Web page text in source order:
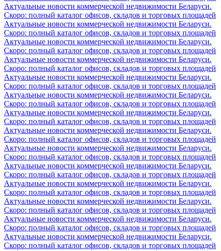
Актуальные новости коммерческой недвижимости Беларуси.
Скоро: полный каталог офисов, складов и торговых площадей
Актуальные новости коммерческой недвижимости Беларуси.
Скоро: полный каталог офисов, складов и торговых площадей
Актуальные новости коммерческой недвижимости Беларуси.
Скоро: полный каталог офисов, складов и торговых площадей
Актуальные новости коммерческой недвижимости Беларуси.
Скоро: полный каталог офисов, складов и торговых площадей
Актуальные новости коммерческой недвижимости Беларуси.
Скоро: полный каталог офисов, складов и торговых площадей
Актуальные новости коммерческой недвижимости Беларуси.
Скоро: полный каталог офисов, складов и торговых площадей
Актуальные новости коммерческой недвижимости Беларуси.
Скоро: полный каталог офисов, складов и торговых площадей
Актуальные новости коммерческой недвижимости Беларуси.
Скоро: полный каталог офисов, складов и торговых площадей
Актуальные новости коммерческой недвижимости Беларуси.
Скоро: полный каталог офисов, складов и торговых площадей
Актуальные новости коммерческой недвижимости Беларуси.
Скоро: полный каталог офисов, складов и торговых площадей
Актуальные новости коммерческой недвижимости Беларуси.
Скоро: полный каталог офисов, складов и торговых площадей
Актуальные новости коммерческой недвижимости Беларуси.
Скоро: полный каталог офисов, складов и торговых площадей
Актуальные новости коммерческой недвижимости Беларуси.
Скоро: полный каталог офисов, складов и торговых площадей
Актуальные новости коммерческой недвижимости Беларуси.
Скоро: полный каталог офисов, складов и торговых площадей